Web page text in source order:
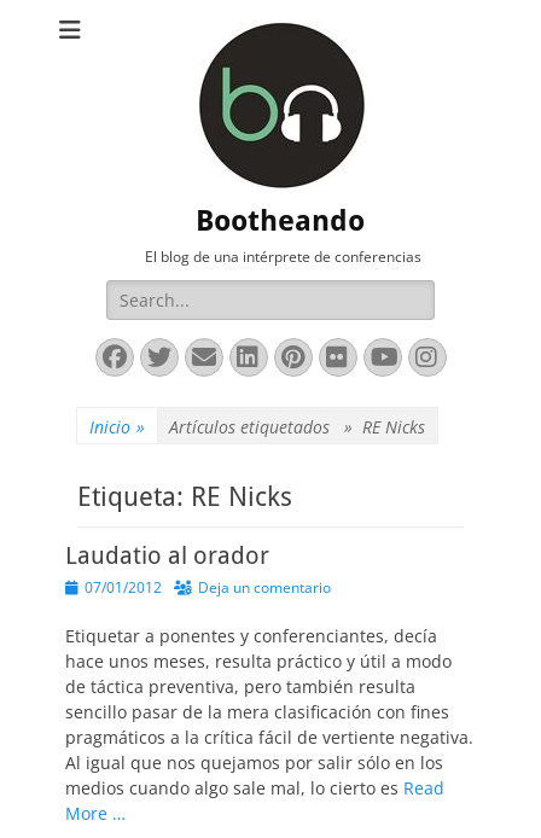
Bootheando
El blog de una intérprete de conferencias
Buscar:
Facebook
Twitter
Correo
electrónico
LinkedIn
Pinterest
FlickrYouTube
Inicio » Artículos etiquetados » RE Nicks
Etiqueta: RE Nicks
Laudatio al orador
Publicado
07/01/2012 Deja un comentario
Etiquetar a ponentes y conferenciantes, decía
hace unos meses, resulta práctico y útil a modo
de táctica preventiva, pero también resulta
sencillo pasar de la mera clasificación con fines
pragmáticos a la crítica fácil de vertiente negativa.
Al igual que nos quejamos por salir sólo en los
medios cuando algo sale mal, lo cierto es Read
More …